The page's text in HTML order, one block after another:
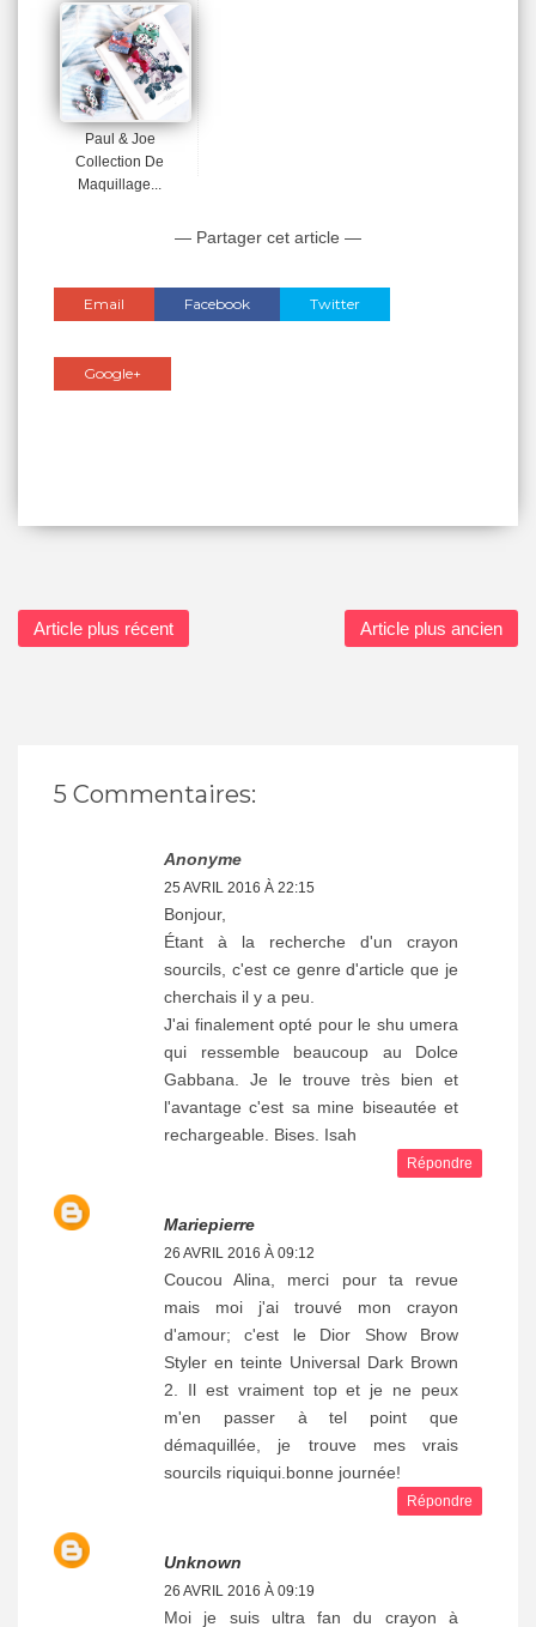
Paul & Joe
Collection De
Maquillage...
— Partager cet article —
Email Facebook Twitter
Google+
Article plus récent Article plus ancien
5 Commentaires:
Anonyme
25 AVRIL 2016 À 22:15
Bonjour,
Étant à la recherche d'un crayon
sourcils, c'est ce genre d'article que je
cherchais il y a peu.
J'ai finalement opté pour le shu umera
qui ressemble beaucoup au Dolce
Gabbana. Je le trouve très bien et
l'avantage c'est sa mine biseautée et
rechargeable. Bises. Isah
Répondre
Mariepierre
26 AVRIL 2016 À 09:12
Coucou Alina, merci pour ta revue
mais moi j'ai trouvé mon crayon
d'amour; c'est le Dior Show Brow
Styler en teinte Universal Dark Brown
2. Il est vraiment top et je ne peux
m'en passer à tel point que
démaquillée, je trouve mes vrais
sourcils riquiqui.bonne journée!
Répondre
Unknown
26 AVRIL 2016 À 09:19
Moi je suis ultra fan du crayon à